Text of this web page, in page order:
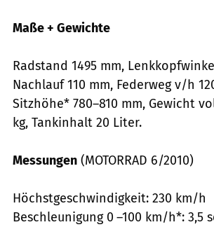
Maße + Gewichte
Radstand 1495 mm,
Nachlauf 110 mm, Federweg v/h
Sitzhöhe* 780–810 mm, Gewicht
kg, Tankinhalt 20 Liter.
Messungen (MOTORRAD 6/2010)
Höchstgeschwindigkeit: 230 km/h
Beschleunigung 0 –100 km/h*: 3,5